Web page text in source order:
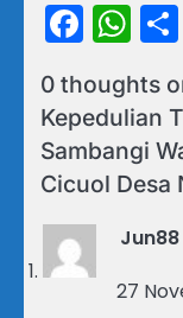
0 thoughts
Kepedulian
Sambangi
Cicuol Desa
Jun88
27